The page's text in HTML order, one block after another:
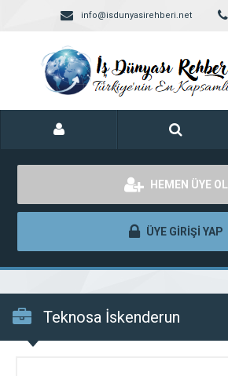
info@isdunyasirehberi.net
HEMEN ÜYE OL
ÜYE GİRİŞİ YAP
Teknosa İskenderun